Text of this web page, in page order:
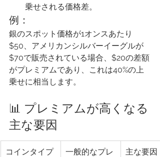
乗せされる価格差。
例：
銀のスポット価格が1オンスあたり
$50、アメリカンシルバーイーグルが
$70で販売されている場合、$20の差額
がプレミアムであり、これは40%の上
乗せに相当します。
📊 プレミアムが高くなる
主な要因
コインタイプ
一般的なプレ
主な要因